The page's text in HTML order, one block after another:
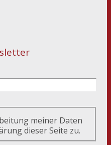
meiner Daten
dieser Seite zu.